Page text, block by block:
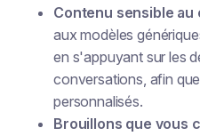
Contenu sensible au
aux modèles
en s'appuyant sur les
conversations, afin
personnalisés.
Brouillons que vous